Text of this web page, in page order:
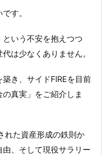
す。
という不安を抱えつつ
は少なくありません。
き、サイドFIREを目前
真実」をご紹介しま
れた資産形成の鉄則か
、そして現役サラリー